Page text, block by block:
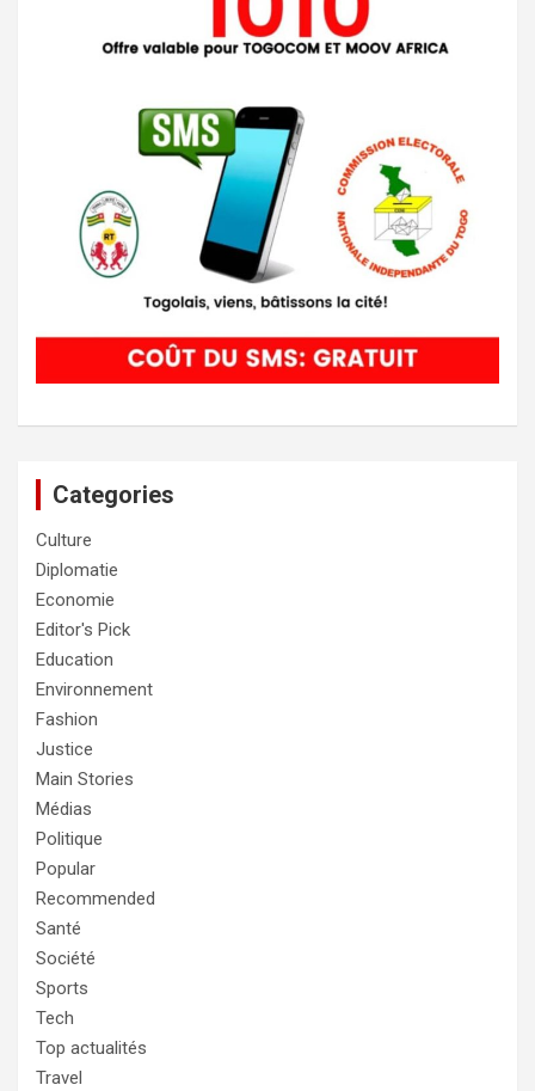
Categories
Culture
Diplomatie
Economie
Editor's Pick
Education
Environnement
Fashion
Justice
Main Stories
Médias
Politique
Popular
Recommended
Santé
Société
Sports
Tech
Top actualités
Travel